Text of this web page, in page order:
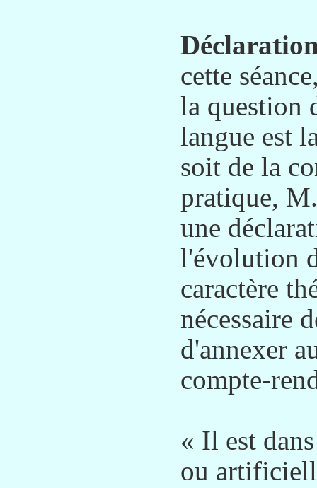
cette
la question
langue est
soit de la
pratique,
une
l'évolution
caractère
nécessaire
d'annexer
compte-
« Il est
ou